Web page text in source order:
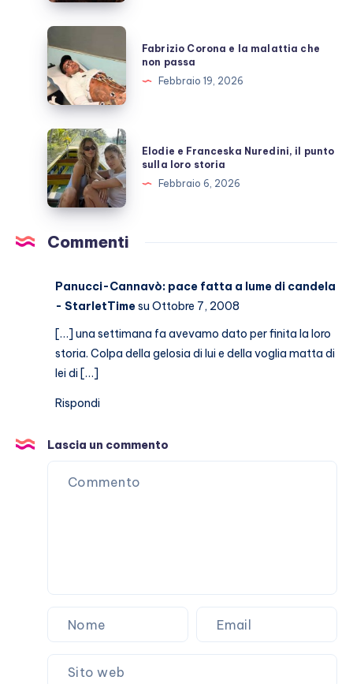
costruita
con
Stefano
De
Martino
Fabrizio
Corona
e
la
malattia
che
non
passa
Fabrizio Corona e la malattia che
non passa
Febbraio 19, 2026
Elodie
e
Franceska
Nuredini,
punto
storia
Elodie e Franceska Nuredini, il punto
sulla loro storia
Febbraio 6, 2026
Commenti
Panucci-Cannavò: pace fatta a lume di candela
- StarletTimesu Ottobre 7, 2008
[…] una settimana fa avevamo dato per finita la loro
storia. Colpa della gelosia di lui e della voglia matta di
lei di […]
Rispondi
Lascia un commento